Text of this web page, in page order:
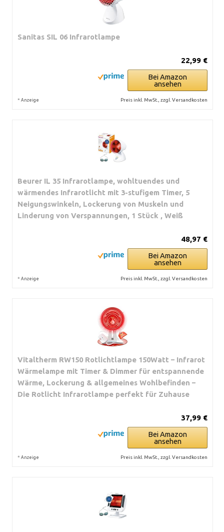
Sanitas SIL 06 Infrarotlampe
22,99 €
Bei Amazon
ansehen
* Anzeige Preis inkl. MwSt., zzgl. Versandkosten
Beurer IL 35 Infrarotlampe, wohltuendes und
wärmendes Infrarotlicht mit 3-stufigem Timer, 5
Neigungswinkeln, Lockerung von Muskeln und
Linderung von Verspannungen, 1 Stück , Weiß
48,97 €
Bei Amazon
ansehen
* Anzeige Preis inkl. MwSt., zzgl. Versandkosten
Vitaltherm RW150 Rotlichtlampe 150Watt – Infrarot
Wärmelampe mit Timer & Dimmer für entspannende
Wärme, Lockerung & allgemeines Wohlbefinden –
Die Rotlicht Infrarotlampe perfekt für Zuhause
37,99 €
Bei Amazon
ansehen
* Anzeige Preis inkl. MwSt., zzgl. Versandkosten